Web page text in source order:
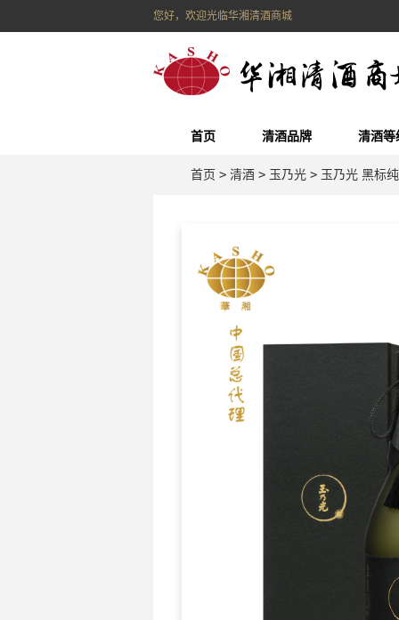
您好，欢迎光临华湘清酒商城
首页 清酒品牌 清酒等
首页 > 清酒 > 玉乃光 > 玉乃光 黑标